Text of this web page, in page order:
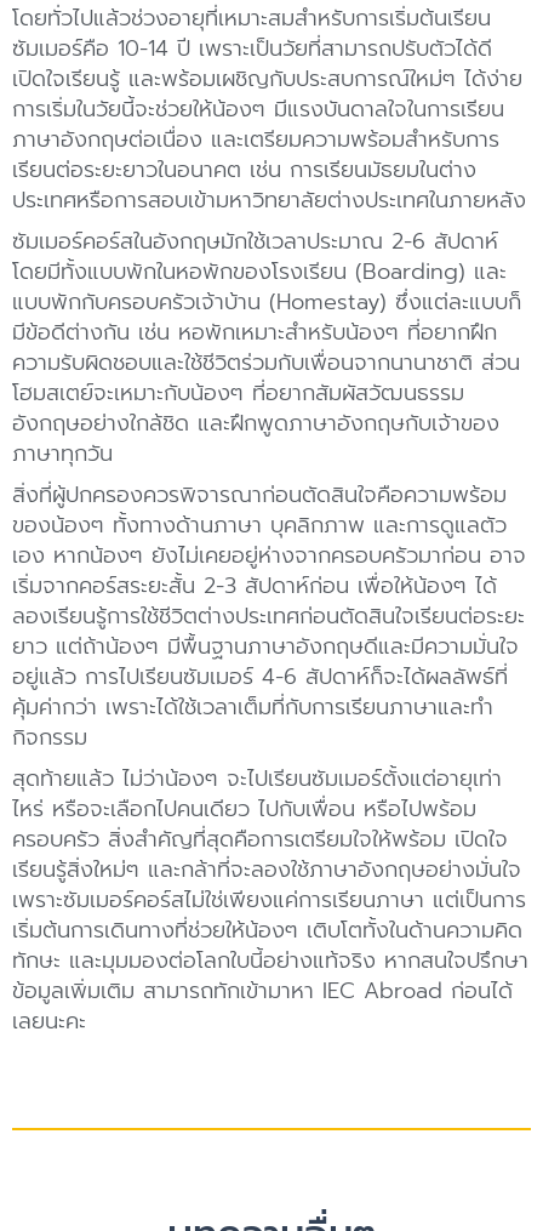
โดยทั่วไปแล้วช่วงอายุที่เหมาะสมสำหรับการเริ่มต้นเรียน
ซัมเมอร์คือ 10-14 ปี เพราะเป็นวัยที่สามารถปรับตัวได้ดี
เปิดใจเรียนรู้ และพร้อมเผชิญกับประสบการณ์ใหม่ๆ ได้ง่าย
การเริ่มในวัยนี้จะช่วยให้น้องๆ มีแรงบันดาลใจในการเรียน
ภาษาอังกฤษต่อเนื่อง และเตรียมความพร้อมสำหรับการ
เรียนต่อระยะยาวในอนาคต เช่น การเรียนมัธยมในต่าง
ประเทศหรือการสอบเข้ามหาวิทยาลัยต่างประเทศในภายหลัง
ซัมเมอร์คอร์สในอังกฤษมักใช้เวลาประมาณ 2-6 สัปดาห์
โดยมีทั้งแบบพักในหอพักของโรงเรียน (Boarding) และ
แบบพักกับครอบครัวเจ้าบ้าน (Homestay) ซึ่งแต่ละแบบก็
มีข้อดีต่างกัน เช่น หอพักเหมาะสำหรับน้องๆ ที่อยากฝึก
ความรับผิดชอบและใช้ชีวิตร่วมกับเพื่อนจากนานาชาติ ส่วน
โฮมสเตย์จะเหมาะกับน้องๆ ที่อยากสัมผัสวัฒนธรรม
อังกฤษอย่างใกล้ชิด และฝึกพูดภาษาอังกฤษกับเจ้าของ
ภาษาทุกวัน
สิ่งที่ผู้ปกครองควรพิจารณาก่อนตัดสินใจคือความพร้อม
ของน้องๆ ทั้งทางด้านภาษา บุคลิกภาพ และการดูแลตัว
เอง หากน้องๆ ยังไม่เคยอยู่ห่างจากครอบครัวมาก่อน อาจ
เริ่มจากคอร์สระยะสั้น 2-3 สัปดาห์ก่อน เพื่อให้น้องๆ ได้
ลองเรียนรู้การใช้ชีวิตต่างประเทศก่อนตัดสินใจเรียนต่อระยะ
ยาว แต่ถ้าน้องๆ มีพื้นฐานภาษาอังกฤษดีและมีความมั่นใจ
อยู่แล้ว การไปเรียนซัมเมอร์ 4-6 สัปดาห์ก็จะได้ผลลัพธ์ที่
คุ้มค่ากว่า เพราะได้ใช้เวลาเต็มที่กับการเรียนภาษาและทำ
กิจกรรม
สุดท้ายแล้ว ไม่ว่าน้องๆ จะไปเรียนซัมเมอร์ตั้งแต่อายุเท่า
ไหร่ หรือจะเลือกไปคนเดียว ไปกับเพื่อน หรือไปพร้อม
ครอบครัว สิ่งสำคัญที่สุดคือการเตรียมใจให้พร้อม เปิดใจ
เรียนรู้สิ่งใหม่ๆ และกล้าที่จะลองใช้ภาษาอังกฤษอย่างมั่นใจ
เพราะซัมเมอร์คอร์สไม่ใช่เพียงแค่การเรียนภาษา แต่เป็นการ
เริ่มต้นการเดินทางที่ช่วยให้น้องๆ เติบโตทั้งในด้านความคิด
ทักษะ และมุมมองต่อโลกใบนี้อย่างแท้จริง หากสนใจปรึกษา
ข้อมูลเพิ่มเติม สามารถทักเข้ามาหา IEC Abroad ก่อนได้
เลยนะคะ